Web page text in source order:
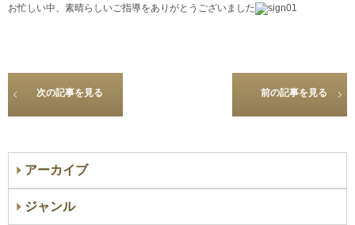
お忙しい中、素晴らしいご指導をありがとうございました
次の記事を見る 前の記事を見る
アーカイブ
ジャンル